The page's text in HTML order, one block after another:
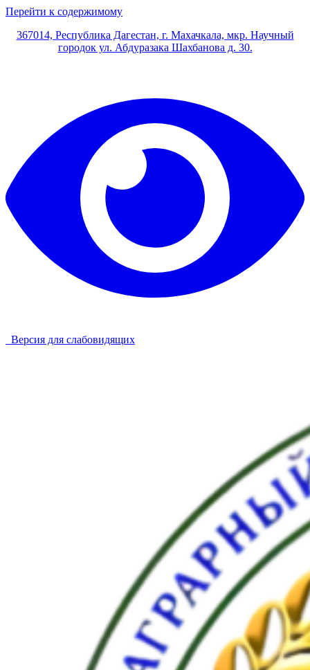
Перейти к содержимому
367014, Республика Дагестан, г. Махачкала, мкр. Научный
городок ул. Абдуразака Шахбанова д. 30.
Версия для слабовидящих